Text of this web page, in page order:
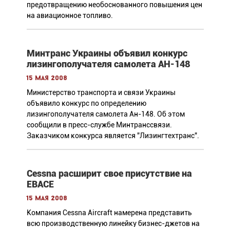
предотвращению необоснованного повышения цен
на авиационное топливо.
Минтранс Украины объявил конкурс
лизингополучателя самолета АН-148
15 мая 2008
Министерство транспорта и связи Украины
объявило конкурс по определению
лизингополучателя самолета Ан-148. Об этом
сообщили в пресс-службе Минтранссвязи.
Заказчиком конкурса является "Лизингтехтранс".
Cessna расширит свое присутствие на
EBACE
15 мая 2008
Компания Cessna Aircraft намерена представить
всю производственную линейку бизнес-джетов на